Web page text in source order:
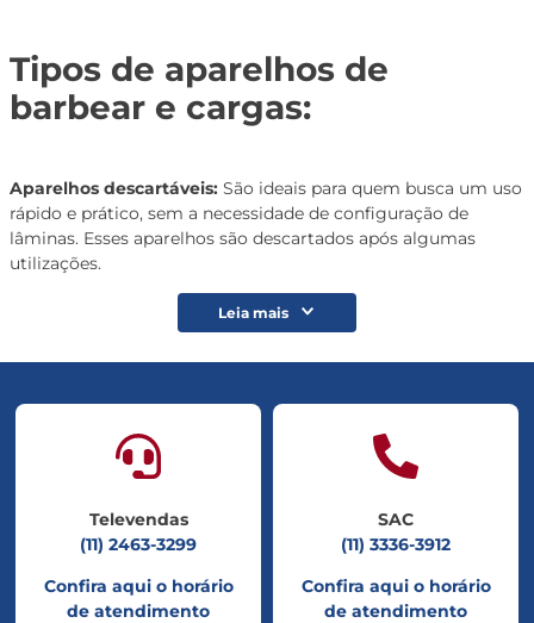
Tipos de aparelhos de
barbear e cargas:
Aparelhos descartáveis: São ideais para quem busca um uso
rápido e prático, sem a necessidade de configuração de
lâminas. Esses aparelhos são descartados após algumas
utilizações.
Leia mais
Televendas
(11) 2463-3299
Confira aqui o horário
de atendimento
SAC
(11) 3336-3912
Confira aqui o horário
de atendimento